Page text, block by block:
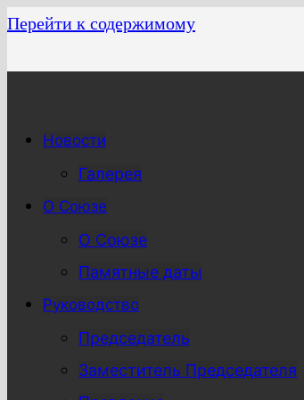
Перейти к содержимому
Новости
Галерея
О Союзе
О Союзе
Памятные даты
Руководство
Председатель
Заместитель Председателя